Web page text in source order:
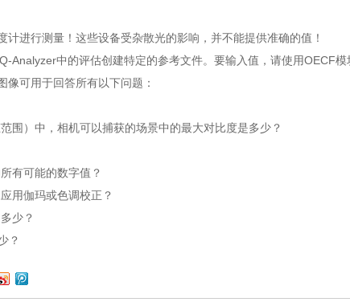
计进行测量！这些设备受杂散光的影响，并不能提供准确的值！
Analyzer中的评估创建特定的参考文件。要输入值，请使用OECF模
像可用于回答所有以下问题：
围）中，相机可以捕获的场景中的最大对比度是多少？
有可能的数字值？
用伽玛或色调校正？
少？
？